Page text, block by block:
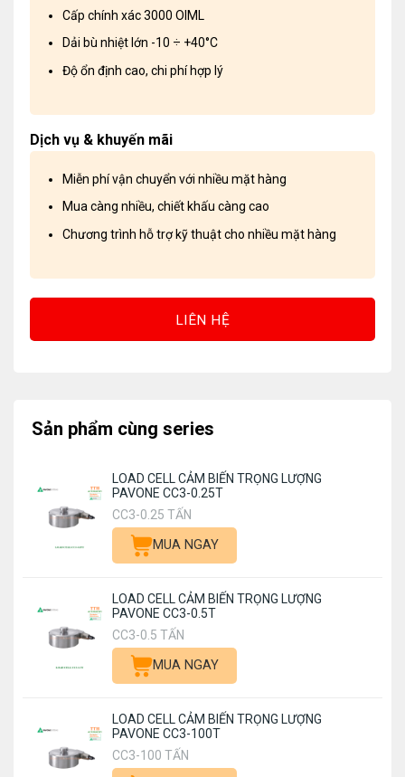
Cấp chính xác 3000 OIML
Dải bù nhiệt lớn -10 ÷ +40°C
Độ ổn định cao, chi phí hợp lý
Dịch vụ & khuyến mãi
Miễn phí vận chuyển với nhiều mặt hàng
Mua càng nhiều, chiết khấu càng cao
Chương trình hỗ trợ kỹ thuật cho nhiều mặt hàng
LIÊN HỆ
Sản phẩm cùng series
LOAD CELL CẢM BIẾN TRỌNG LƯỢNG
PAVONE CC3-0.25T
CC3-0.25 TẤN
MUA NGAY
LOAD CELL CẢM BIẾN TRỌNG LƯỢNG
PAVONE CC3-0.5T
CC3-0.5 TẤN
MUA NGAY
LOAD CELL CẢM BIẾN TRỌNG LƯỢNG
PAVONE CC3-100T
CC3-100 TẤN